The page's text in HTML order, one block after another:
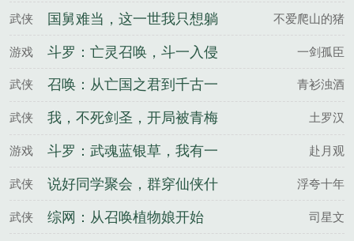
瑜伽裤
武侠
国舅难当，这一世我只想躺
平
不爱爬山的猪
游戏
斗罗：亡灵召唤，斗一入侵
绝唐！
一剑孤臣
武侠
召唤：从亡国之君到千古一
帝
青衫浊酒
武侠
我，不死剑圣，开局被青梅
竹马砍成碎片
土罗汉
游戏
斗罗：武魂蓝银草，我有一
座商店
赴月观
武侠
说好同学聚会，群穿仙侠什
么鬼
浮夸十年
武侠 综网：从召唤植物娘开始 司星文